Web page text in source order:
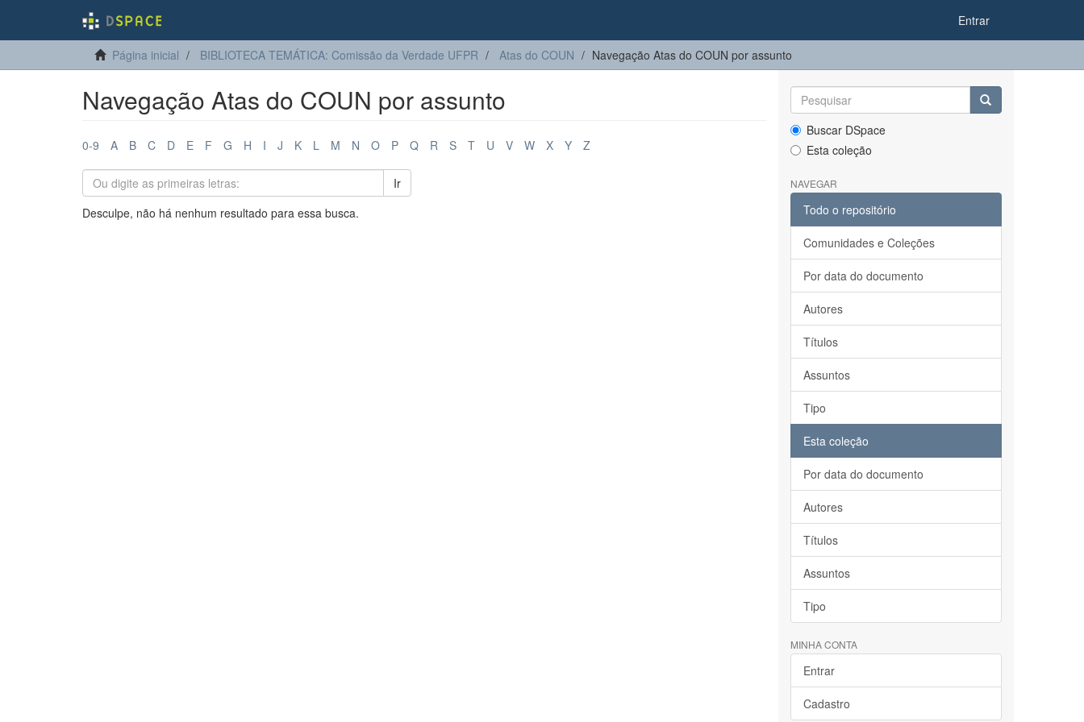
Entrar
Página inicial BIBLIOTECA TEMÁTICA: Comissão da Verdade UFPR Atas do COUN Navegação Atas do COUN por assunto
Navegação Atas do COUN por assunto
0-9 A B C D E F G H I J K L M N O P Q R S T U V W X Y Z
Ir
Desculpe, não há nenhum resultado para essa busca.
Buscar DSpace
Esta coleção
NAVEGAR
Todo o repositório
Comunidades e Coleções
Por data do documento
Autores
Títulos
Assuntos
Tipo
Esta coleção
Por data do documento
Autores
Títulos
Assuntos
Tipo
MINHA CONTA
Entrar
Cadastro